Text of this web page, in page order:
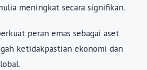
meningkat secara signifikan.
peran emas sebagai aset
ketidakpastian ekonomi dan